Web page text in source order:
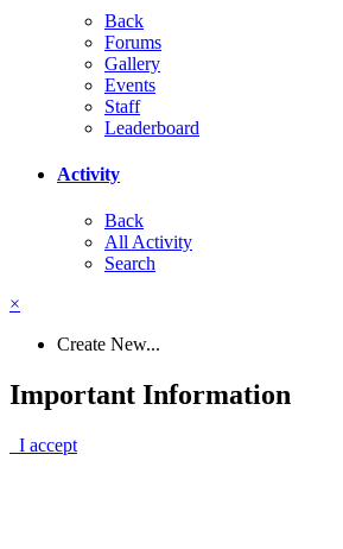
Back
Forums
Gallery
Events
Staff
Leaderboard
Activity
Back
All Activity
Search
×
Create New...
Important Information
I accept